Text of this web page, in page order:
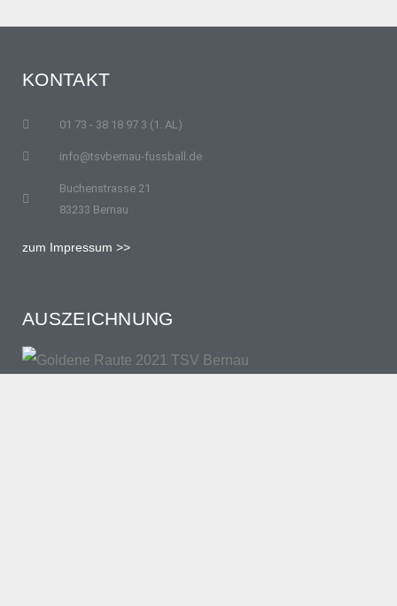
KONTAKT
01 73 - 38 18 97 3 (1. AL)
info@tsvbernau-fussball.de
Buchenstrasse 21
83233 Bernau
zum Impressum >>
AUSZEICHNUNG